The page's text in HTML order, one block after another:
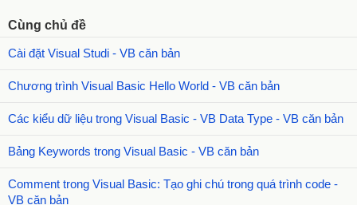
Cùng chủ đề
Cài đặt Visual Studi - VB căn bản
Chương trình Visual Basic Hello World - VB căn bản
Các kiểu dữ liệu trong Visual Basic - VB Data Type - VB căn bản
Bảng Keywords trong Visual Basic - VB căn bản
Comment trong Visual Basic: Tạo ghi chú trong quá trình code -
VB căn bản